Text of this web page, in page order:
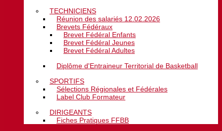
TECHNICIENS
Réunion des salariés 12.02.2026
Brevets Fédéraux
Brevet Fédéral Enfants
Brevet Fédéral Jeunes
Brevet Fédéral Adultes
Diplôme d'Entraineur Territorial de Basketball
SPORTIFS
Sélections Régionales et Fédérales
Label Club Formateur
DIRIGEANTS
Fiches Pratiques FFBB